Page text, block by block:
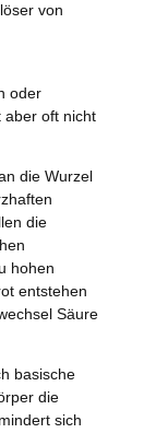
von
oder
aber oft nicht
die Wurzel
die
hohen
entstehen
Säure
basische
die
sich